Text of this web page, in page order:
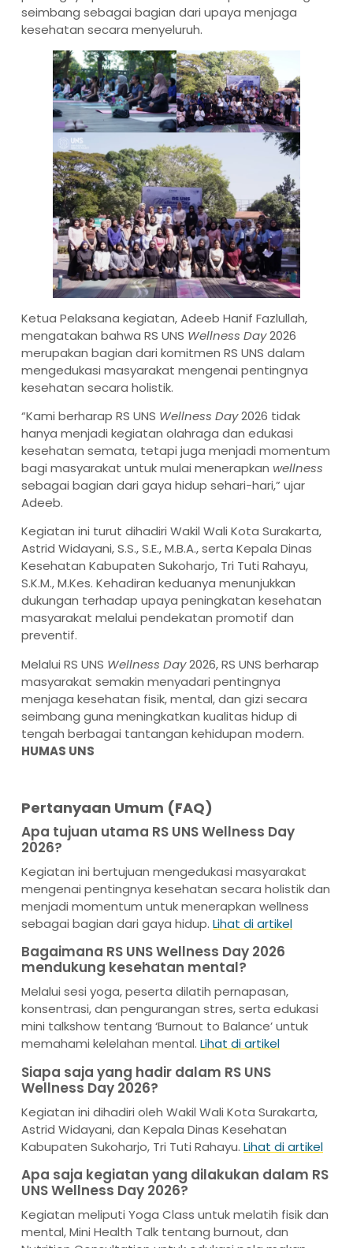
seimbang sebagai bagian dari upaya menjaga
kesehatan secara menyeluruh.
Ketua Pelaksana kegiatan, Adeeb Hanif Fazlullah,
mengatakan bahwa RS UNS Wellness Day2026
merupakan bagian dari komitmen RS UNS dalam
mengedukasi masyarakat mengenai pentingnya
kesehatan secara holistik.
“Kami berharap RS UNS Wellness Day2026 tidak
hanya menjadi kegiatan olahraga dan edukasi
kesehatan semata, tetapi juga menjadi momentum
bagi masyarakat untuk mulai menerapkan wellness
sebagai bagian dari gaya hidup sehari-hari,” ujar
Adeeb.
Kegiatan ini turut dihadiri Wakil Wali Kota Surakarta,
Astrid Widayani, S.S., S.E., M.B.A., serta Kepala Dinas
Kesehatan Kabupaten Sukoharjo, Tri Tuti Rahayu,
S.K.M., M.Kes. Kehadiran keduanya menunjukkan
dukungan terhadap upaya peningkatan kesehatan
masyarakat melalui pendekatan promotif dan
preventif.
Melalui RS UNS Wellness Day2026, RS UNS berharap
masyarakat semakin menyadari pentingnya
menjaga kesehatan fisik, mental, dan gizi secara
seimbang guna meningkatkan kualitas hidup di
tengah berbagai tantangan kehidupan modern.
HUMAS UNS
Pertanyaan Umum (FAQ)
Apa tujuan utama RS UNS Wellness Day
2026?
Kegiatan ini bertujuan mengedukasi masyarakat
mengenai pentingnya kesehatan secara holistik dan
menjadi momentum untuk menerapkan wellness
sebagai bagian dari gaya hidup. Lihat di artikel
Bagaimana RS UNS Wellness Day 2026
mendukung kesehatan mental?
Melalui sesi yoga, peserta dilatih pernapasan,
konsentrasi, dan pengurangan stres, serta edukasi
mini talkshow tentang ‘Burnout to Balance’ untuk
memahami kelelahan mental. Lihat di artikel
Siapa saja yang hadir dalam RS UNS
Wellness Day 2026?
Kegiatan ini dihadiri oleh Wakil Wali Kota Surakarta,
Astrid Widayani, dan Kepala Dinas Kesehatan
Kabupaten Sukoharjo, Tri Tuti Rahayu. Lihat di artikel
Apa saja kegiatan yang dilakukan dalam RS
UNS Wellness Day 2026?
Kegiatan meliputi Yoga Class untuk melatih fisik dan
mental, Mini Health Talk tentang burnout, dan